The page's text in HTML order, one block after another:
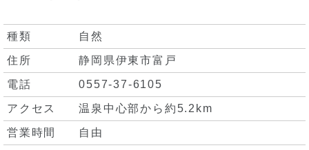
種類 自然
住所 静岡県伊東市富戸
電話 0557-37-6105
アクセス 温泉中心部から約5.2km
営業時間 自由